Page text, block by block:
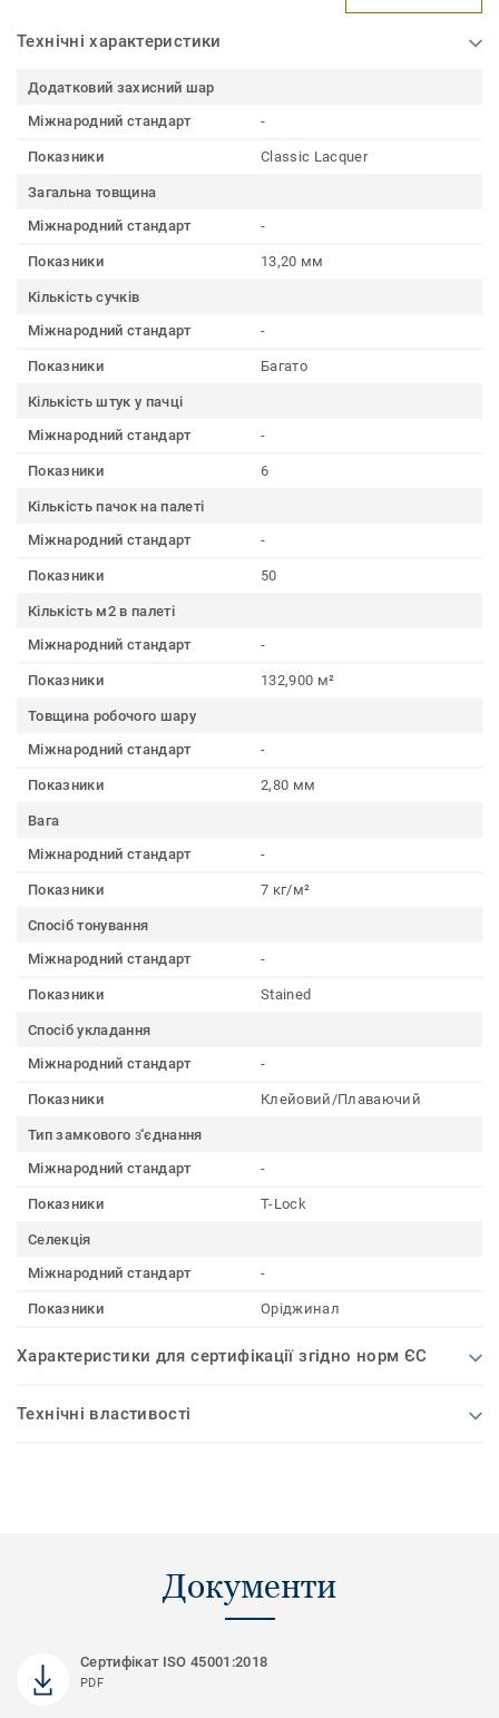
Технічні характеристики
Додатковий захисний шар
Міжнародний стандарт
-
Показники Сlassiс Lacquer
Загальна товщина
Міжнародний стандарт
-
Показники 13,20 мм
Кількість сучків
Міжнародний стандарт
-
Показники Багато
Кількість штук у пачці
Міжнародний стандарт
-
Показники 6
Кількість пачок на палеті
Міжнародний стандарт
-
Показники 50
Кількість м2 в палеті
Міжнародний стандарт
-
Показники 132,900 м²
Товщина робочого шару
Міжнародний стандарт
-
Показники 2,80 мм
Вага
Міжнародний стандарт
-
Показники 7 кг/м²
Спосіб тонування
Міжнародний стандарт
-
Показники Stained
Спосіб укладання
Міжнародний стандарт
-
Показники Клейовий/Плаваючий
Тип замкового з҆'єднання
Міжнародний стандарт
-
Показники T-Lock
Селекція
Міжнародний стандарт
-
Показники Оріджинал
Характеристики для сертифікації згідно норм ЄС
Технічні властивості
Документи
Сертифікат ISO 45001:2018
PDF